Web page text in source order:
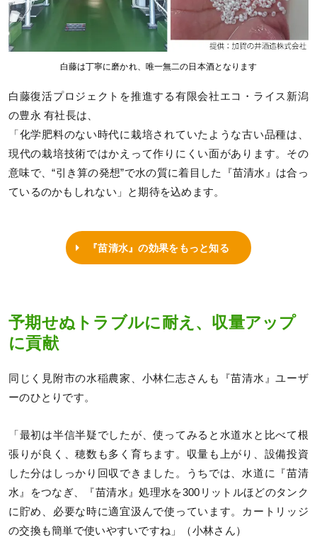
白藤は丁寧に磨かれ、唯一無二の日本酒となります
白藤復活プロジェクトを推進する有限会社エコ・ライス新潟
の豊永 有社長は、
「化学肥料のない時代に栽培されていたような古い品種は、
現代の栽培技術ではかえって作りにくい面があります。その
意味で、“引き算の発想”で水の質に着目した『苗清水』は合っ
ているのかもしれない」と期待を込めます。
『苗清水』の効果をもっと知る
予期せぬトラブルに耐え、収量アップ
に貢献
同じく見附市の水稲農家、小林仁志さんも『苗清水』ユーザ
ーのひとりです。
「最初は半信半疑でしたが、使ってみると水道水と比べて根
張りが良く、穂数も多く育ちます。収量も上がり、設備投資
した分はしっかり回収できました。うちでは、水道に『苗清
水』をつなぎ、『苗清水』処理水を300リットルほどのタンク
に貯め、必要な時に適宜汲んで使っています。カートリッジ
の交換も簡単で使いやすいですね」（小林さん）